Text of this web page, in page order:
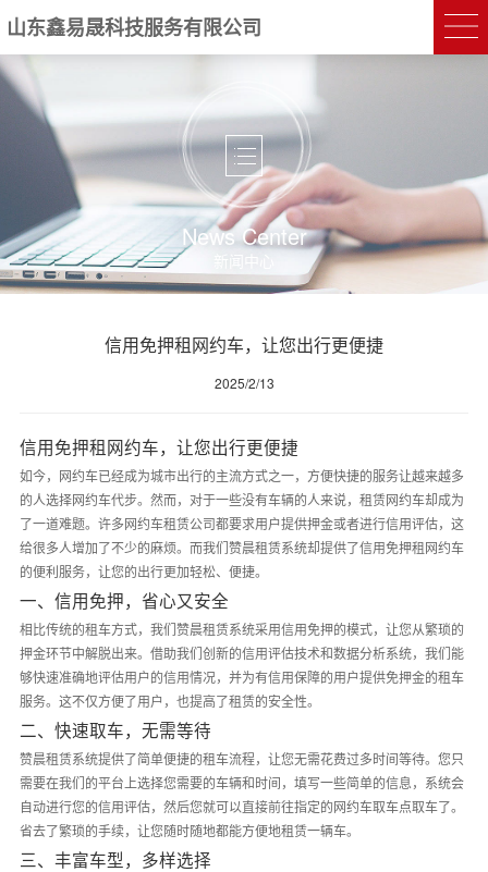
山东鑫易晟科技服务有限公司
News Center
新闻中心
信用免押租网约车，让您出行更便捷
2025/2/13
信用免押租网约车，让您出行更便捷
如今，网约车已经成为城市出行的主流方式之一，方便快捷的服务让越来越多
的人选择网约车代步。然而，对于一些没有车辆的人来说，租赁网约车却成为
了一道难题。许多网约车租赁公司都要求用户提供押金或者进行信用评估，这
给很多人增加了不少的麻烦。而我们赞晨租赁系统却提供了信用免押租网约车
的便利服务，让您的出行更加轻松、便捷。
一、信用免押，省心又安全
相比传统的租车方式，我们赞晨租赁系统采用信用免押的模式，让您从繁琐的
押金环节中解脱出来。借助我们创新的信用评估技术和数据分析系统，我们能
够快速准确地评估用户的信用情况，并为有信用保障的用户提供免押金的租车
服务。这不仅方便了用户，也提高了租赁的安全性。
二、快速取车，无需等待
赞晨租赁系统提供了简单便捷的租车流程，让您无需花费过多时间等待。您只
需要在我们的平台上选择您需要的车辆和时间，填写一些简单的信息，系统会
自动进行您的信用评估，然后您就可以直接前往指定的网约车取车点取车了。
省去了繁琐的手续，让您随时随地都能方便地租赁一辆车。
三、丰富车型，多样选择